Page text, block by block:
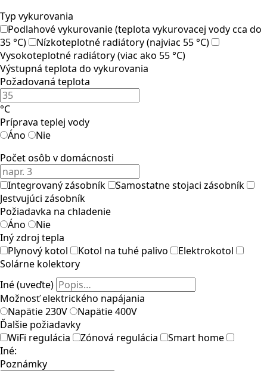
Typ vykurovania
Podlahové vykurovanie (teplota vykurovacej vody cca do
35 °C)
Nízkoteplotné radiátory (najviac 55 °C)
Vysokoteplotné radiátory (viac ako 55 °C)
Výstupná teplota do vykurovania
Požadovaná teplota
°C
Príprava teplej vody
Áno
Nie
Počet osôb v domácnosti
Integrovaný zásobník
Samostatne stojaci zásobník
Jestvujúci zásobník
Požiadavka na chladenie
Áno
Nie
Iný zdroj tepla
Plynový kotol
Kotol na tuhé palivo
Elektrokotol
Solárne kolektory
Iné (uveďte)
Možnosť elektrického napájania
Napätie 230V
Napätie 400V
Ďalšie požiadavky
WiFi regulácia
Zónová regulácia
Smart home
Iné:
Poznámky